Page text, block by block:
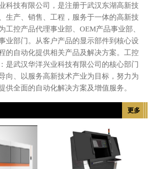
科技有限公司，是注册于武汉东湖高新技
生产、销售、工程，服务于一体的高新技
工控产品代理事业部、OEM产品事业部、
业部门。从客户产品的显示部件到核心设
的自动化提供相关产品及解决方案。工控
是武汉华洋兴业科技有限公司的核心部门
向、以服务高新技术产业为目标，努力为
供全面的自动化解决方案及增值服务。
更多